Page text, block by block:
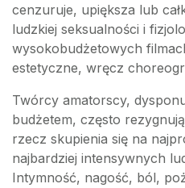
cenzuruje, upiększa lub
ludzkiej seksualności i
wysokobudżetowych
estetyczne, wręcz
Twórcy amatorscy,
budżetem, często
rzecz skupienia się na
najbardziej intensywnych
Intymność, nagość, ból,